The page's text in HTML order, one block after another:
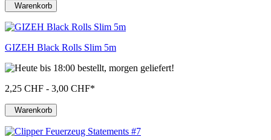
Warenkorb
GIZEH Black Rolls Slim 5m
2,25 CHF - 3,00 CHF*
Warenkorb